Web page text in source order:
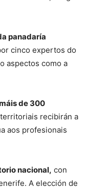
panadaría
cinco expertos do
aspectos como a
de 300
recibirán a
aos profesionais
nacional, con
A elección de